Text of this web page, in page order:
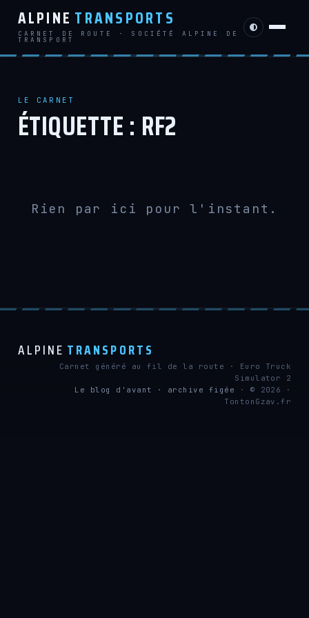
ALPINE TRANSPORTS
CARNET DE ROUTE · SOCIÉTÉ ALPINE DE
TRANSPORT
LE CARNET
ÉTIQUETTE : RF2
Rien par ici pour l'instant.
ALPINE TRANSPORTS
Carnet généré au fil de la route · Euro Truck
Simulator 2
Le blog d'avant · archive figée · © 2026 ·
TontonGzav.fr